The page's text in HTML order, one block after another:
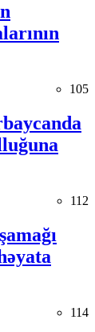
105
112
114